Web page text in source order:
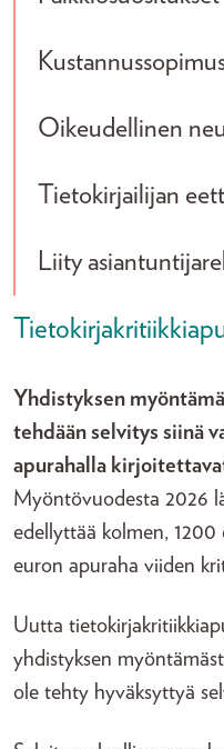
Oikeudellinen
Tietokirjailijan
Liity
Yhdistyksen
tehdään selvitys siinä
apurahalla
Myöntövuodesta 2026
edellyttää kolmen,
euron apuraha viiden
Uutta
yhdistyksen
ole tehty hyväksyttyä